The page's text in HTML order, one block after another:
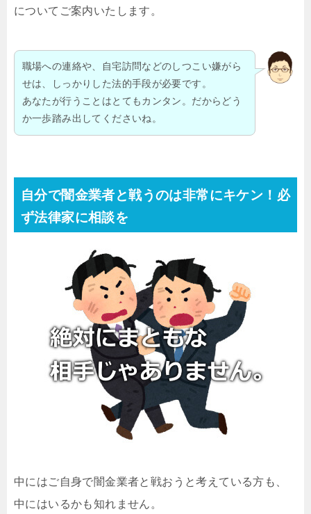
についてご案内いたします。
職場への連絡や、自宅訪問などのしつこい嫌がら
せは、しっかりした法的手段が必要です。
あなたが行うことはとてもカンタン。だからどう
か一歩踏み出してくださいね。
自分で闇金業者と戦うのは非常にキケン！必
ず法律家に相談を
中にはご自身で闇金業者と戦おうと考えている方も、
中にはいるかも知れません。